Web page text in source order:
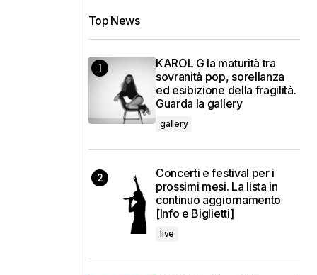
Top News
KAROL G la maturità tra
sovranità pop, sorellanza
ed esibizione della fragilità.
Guarda la gallery
gallery
Concerti e festival per i
prossimi mesi. La lista in
continuo aggiornamento
[Info e Biglietti]
live